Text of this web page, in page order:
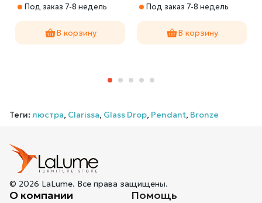
Под заказ 7-8 недель
В корзину
Под заказ 7-8 недель
В корзину
Теги: люстра, Clarissa, Glass Drop, Pendant, Bronze
© 2026 LaLume. Все права защищены.
О компании Помощь